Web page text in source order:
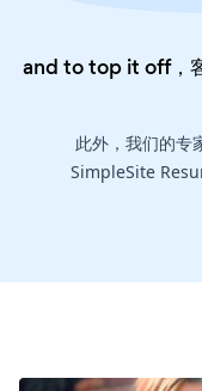
and to top it off，
此外，我们的专
SimpleSite